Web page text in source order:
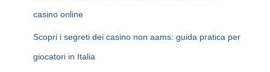
casino online
Scopri i segreti dei casino non aams: guida pratica per
giocatori in Italia